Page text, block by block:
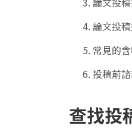
論文投
常見的
投稿前
查找投